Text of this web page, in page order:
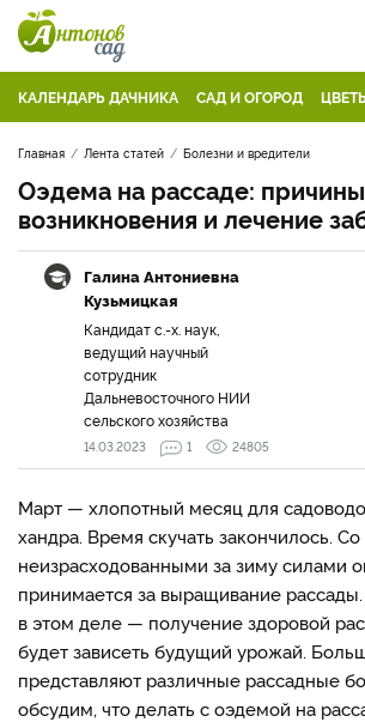
КАЛЕНДАРЬ ДАЧНИКА САД И ОГОРОД
Главная Лента статей Болезни и вредители
Оэдема на рассаде: причины
возникновения и лечение
Галина Антониевна
Кузьмицкая
Кандидат с.-х. наук,
ведущий научный
сотрудник
Дальневосточного НИИ
сельского хозяйства
14.03.2023 1 24805
Март — хлопотный месяц для
хандра. Время скучать закончилось.
неизрасходованными за зиму силами
принимается за выращивание
в этом деле — получение здоровой
будет зависеть будущий урожай.
представляют различные рассадные
обсудим, что делать с оэдемой на